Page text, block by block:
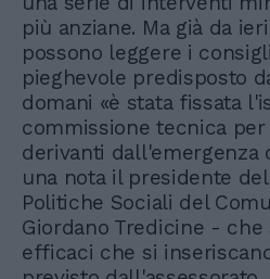
più anziane. Ma già da
possono leggere i
pieghevole predisposto
domani «è stata fissata
commissione tecnica
derivanti dall'emergenza
una nota il presidente
Politiche Sociali del
Giordano Tredicine -
efficaci che si